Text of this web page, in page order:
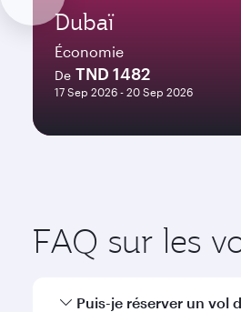
Dubaï
Économie
De TND 1482
17 Sep 2026 - 20 Sep 2026
FAQ sur les
Puis-je réserver un vol